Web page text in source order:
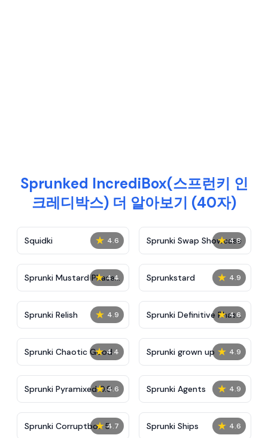
Sprunked IncrediBox(스프런키 인
크레디박스) 더 알아보기 (40자)
★ 4.6
Squidki ★ 4.8
Sprunki Swap Showcase
★ 4.4
Sprunki Mustard Phase
2
★ 4.9
Sprunkstard
★ 4.9
Sprunki Relish ★ 4.6
Sprunki Definitive Phase
7
★ 4.4
Sprunki Chaotic Good ★ 4.9
Sprunki grown up
★ 4.6
Sprunki Pyramixed 0.9 ★ 4.9
Sprunki Agents
★ 4.7
Sprunki Corruptbox 5 ★ 4.6
Sprunki Ships